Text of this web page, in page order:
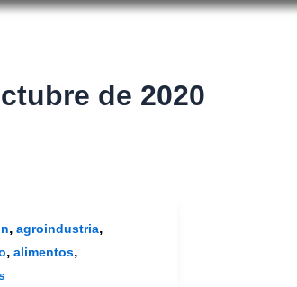
de 2020
, agroindustria,
, alimentos,